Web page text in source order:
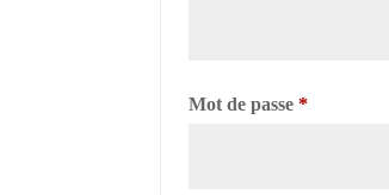
Mot de passe*Obligatoire